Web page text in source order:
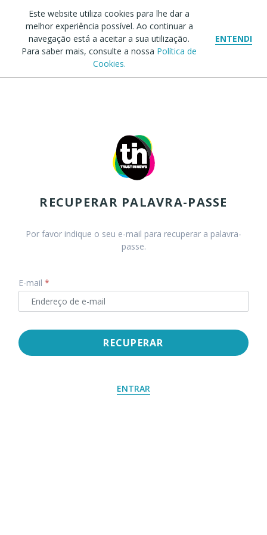
Este website utiliza cookies para lhe dar a
melhor experiência possível. Ao continuar a
navegação está a aceitar a sua utilização.
Para saber mais, consulte a nossa Política de
Cookies.
ENTENDI
RECUPERAR PALAVRA-PASSE
Por favor indique o seu e-mail para recuperar a palavra-
passe.
E-mail *
RECUPERAR
ENTRAR